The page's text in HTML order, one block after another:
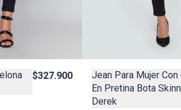
$327.900
Jean Para Mujer Con
En Pretina Bota
Derek